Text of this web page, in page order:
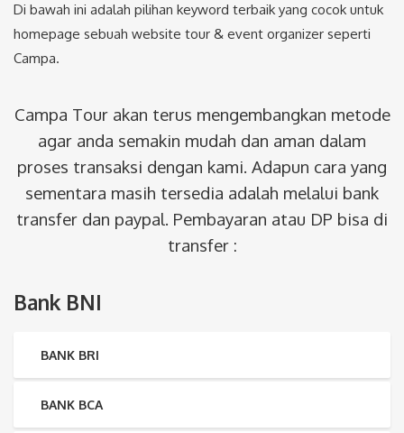
Di bawah ini adalah pilihan keyword terbaik yang cocok untuk
homepage sebuah website tour & event organizer seperti
Campa.
Campa Tour akan terus mengembangkan metode
agar anda semakin mudah dan aman dalam
proses transaksi dengan kami. Adapun cara yang
sementara masih tersedia adalah melalui bank
transfer dan paypal. Pembayaran atau DP bisa di
transfer :
Bank BNI
BANK BRI
BANK BCA